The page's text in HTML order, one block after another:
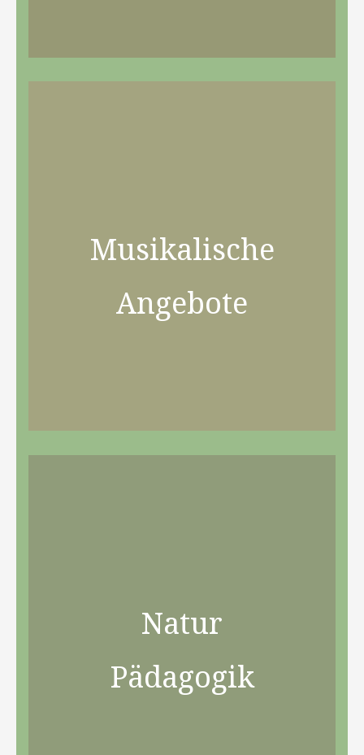
Musikalische
Angebote
Natur
Pädagogik